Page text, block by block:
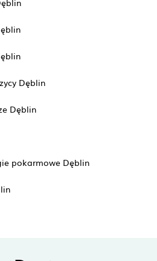
Dęblin
Dęblin
pokarmowe Dęblin